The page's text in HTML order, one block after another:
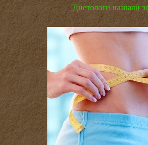
Диетологи назвали